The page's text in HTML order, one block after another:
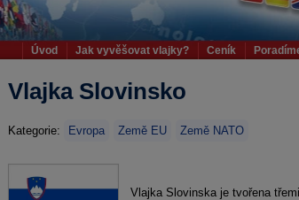
Úvod Jak vyvěšovat vlajky? Ceník
Vlajka Slovinsko
Kategorie: Evropa Země EU Země NATO
Vlajka Slovinska je tvořena